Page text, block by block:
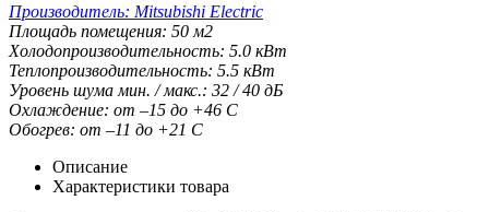
Производитель: Mitsubishi Electric
Площадь помещения: 50 м2
Холодопроизводительность: 5.0 кВт
Теплопроизводительность: 5.5 кВт
Уровень шума мин. / макс.: 32 / 40 дБ
Охлаждение: от –15 до +46 С
Обогрев: от –11 до +21 С
Описание
Характеристики товара